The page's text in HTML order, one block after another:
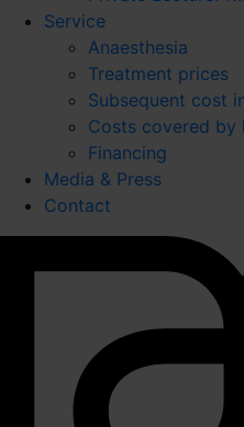
Service
Anaesthesia
Treatment prices
Subsequent cost
Costs covered by
Financing
Media & Press
Contact